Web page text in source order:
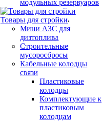
модульных резервуаров
Товары для стройки
Мини АЗС для
дизтоплива
Строительные
мусоросбросы
Кабельные колодцы
связи
Пластиковые
колодцы
Комплектующие к
пластиковым
колодцам